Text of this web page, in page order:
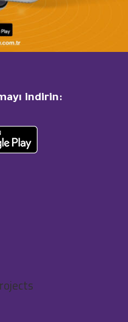
indirin: